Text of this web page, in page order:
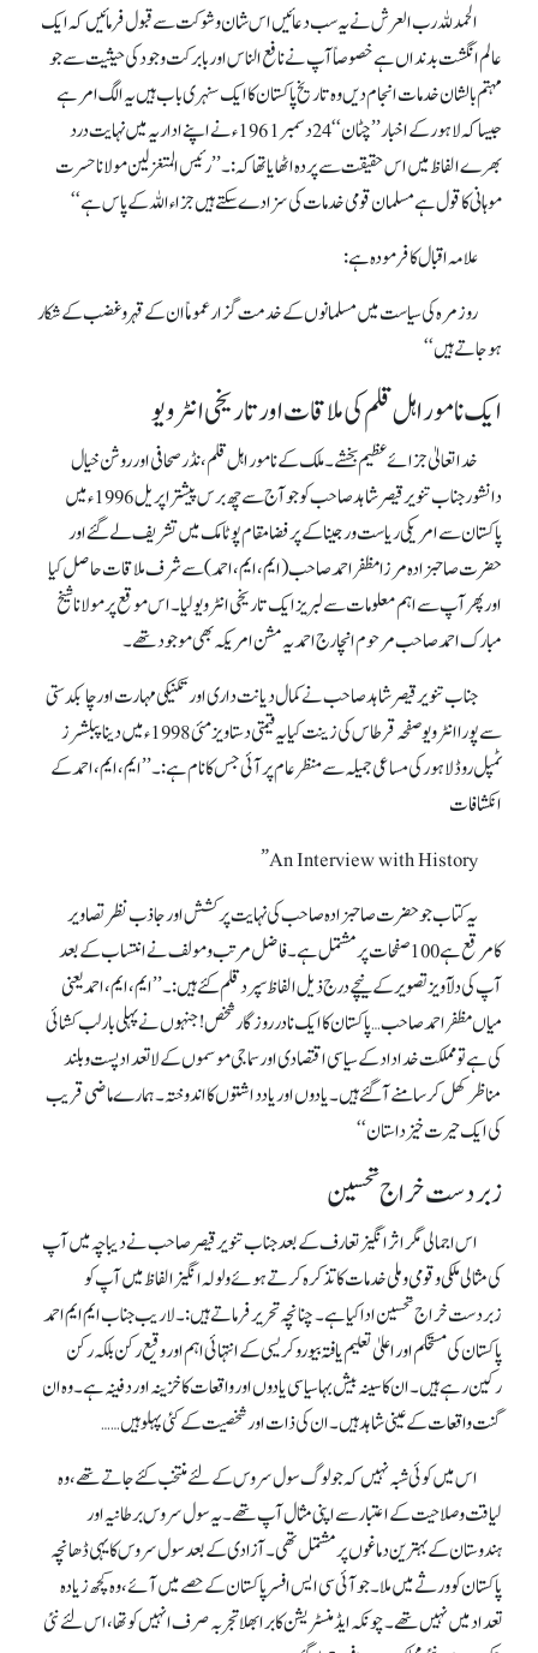
الحمدللہ رب العرش نے یہ سب دعائیں اس شان وشوکت سے قبول فرمائیں کہ ایک
عالم انگشت بدنداں ہے خصوصاً آپ نے نافع الناس او ربابرکت وجود کی حیثیت سے جو
مہتم بالشان خدمات انجام دیں وہ تاریخ پاکستان کاایک سنہری باب ہیں یہ الگ امر ہے
جیساکہ لاہور کے اخبار ’’چٹان‘‘ 24 دسمبر 1961ء نے اپنے اداریہ میں نہایت درد
بھرے الفاظ میں اس حقیقت سے پردہ اٹھایا تھا کہ:۔ ’’رئیس المتغزلین مولانا حسرت
موہانی کا قول ہے مسلمان قومی خدمات کی سزا دے سکتے ہیں جزاء اللہ کے پاس ہے‘‘
علامہ اقبال کا فرمودہ ہے:
روزمرہ کی سیاست میں مسلمانوں کے خدمت گزار عموماً ان کے قہر وغضب کے شکار
ہو جاتے ہیں‘‘
ایک نامور اہل قلم کی ملاقات اور تاریخی انٹرویو
خداتعالیٰ جزائے عظیم بخشے۔ ملک کے نامور اہل قلم، نڈر صحافی اور روشن خیال
دانشور جناب تنویر قیصر شاہد صاحب کو جو آج سے چھ برس پیشتر اپریل 1996ء میں
پاکستان سے امریکی ریاست ورجینا کے پر فضا مقام پوٹامک میں تشریف لے گئے اور
حضرت صاحبزادہ مرزا مظفر احمد صاحب (ایم، ایم، احمد) سے شرف ملاقات حاصل کیا
اور پھر آپ سے اہم معلومات سے لبریز ایک تاریخی انٹرویو لیا۔ اس موقع پر مولانا شیخ
مبارک احمد صاحب مرحوم انچارج احمدیہ مشن امریکہ بھی موجود تھے۔
جناب تنویر قیصر شاہد صاحب نے کمال دیانت داری اور تکنیکی مہارت اور چابکدستی
سے پورا انٹرویو صفحہ قرطاس کی زینت کیا یہ قیمتی دستاویز مئی 1998ء میں دینا پبلشرز
ٹمپل روڈ لاہور کی مساعی جمیلہ سے منظر عام پرآئی جس کا نام ہے:۔ ’’ایم، ایم، احمد کے
انکشافات
An Interview with History”
یہ کتاب جو حضرت صاحبزادہ صاحب کی نہایت پرکشش اور جاذب نظر تصاویر
کامرقع ہے 100صفحات پر مشتمل ہے۔ فاضل مرتب ومولف نے انتساب کے بعد
آپ کی دلآویز تصویر کے نیچے درج ذیل الفاظ سپرد قلم کئے ہیں:۔ ’’ایم، ایم، احمد یعنی
میاں مظفر احمد صاحب… پاکستان کا ایک نادر روزگار شخص! جنہوں نے پہلی بار لب کشائی
کی ہے تو مملکت خداداد کے سیاسی اقتصادی اور سماجی موسموں کے لاتعداد پست وبلند
مناظر کھل کر سامنے آ گئے ہیں۔ یادوں اور یادداشتوں کا اندوختہ۔ ہمارے ماضی قریب
کی ایک حیرت خیز داستان‘‘
زبردست خراج تحسین
اس اجمالی مگر اثر انگیز تعارف کے بعد جناب تنویر قیصر صاحب نے دیباچہ میں آپ
کی مثالی ملکی وقومی وملی خدمات کاتذکرہ کرتے ہوئے ولولہ انگیز الفاظ میں آپ کو
زبردست خراج تحسین ادا کیا ہے۔ چنانچہ تحریر فرماتے ہیں:۔ لاریب جناب ایم ایم احمد
پاکستان کی مستحکم اور اعلیٰ تعلیم یافتہ بیوروکریسی کے انتہائی اہم اور وقیع رکن بلکہ رکن
رکین رہے ہیں۔ ان کا سینہ بیش بہا سیاسی یادوں اور واقعات کا خزینہ اور دفینہ ہے۔ وہ ان
گنت واقعات کے عینی شاہد ہیں۔ ان کی ذات اور شخصیت کے کئی پہلو ہیں ……
اس میں کوئی شبہ نہیں کہ جولوگ سول سروس کے لئے منتخب کئے جاتے تھے، وہ
لیاقت وصلاحیت کے اعتبار سے اپنی مثال آپ تھے۔ یہ سول سروس برطانیہ اور
ہندوستان کے بہترین دماغوں پر مشتمل تھی۔ آزادی کے بعد سول سروس کا یہی ڈھانچہ
پاکستان کو ورثے میں ملا۔ جو آئی سی ایس افسر پاکستان کے حصے میں آئے، وہ کچھ زیادہ
تعداد میں نہیں تھے۔ چونکہ ایڈمنسٹریشن کا برا بھلا تجربہ صرف انہیں کو تھا، اس لئے نئی